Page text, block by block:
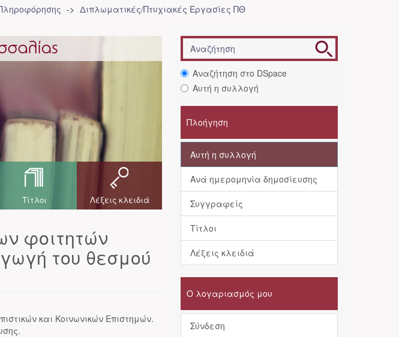
Διπλωματικές/Πτυχιακές Εργασίες ΠΘ
Τίτλοι Λέξεις κλειδιά
φοιτητών
του θεσμού
και Κοινωνικών Επιστημών.
Αναζήτηση στο DSpace
Αυτή η συλλογή
Πλοήγηση
Αυτή η συλλογή
Ανά ημερομηνία δημοσίευσης
Συγγραφείς
Τίτλοι
Λέξεις κλειδιά
Ο λογαριασμός μου
Σύνδεση